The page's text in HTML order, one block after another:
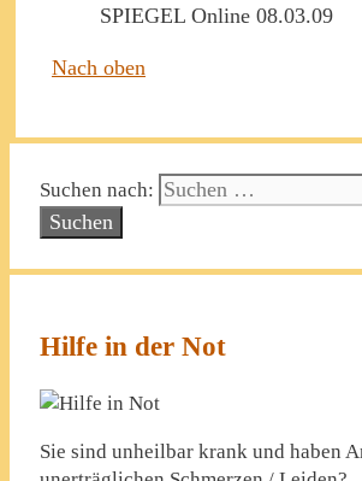
SPIEGEL Online 08.03.09
Nach oben
Suchen nach:
Hilfe in der Not
Sie sind unheilbar krank und haben